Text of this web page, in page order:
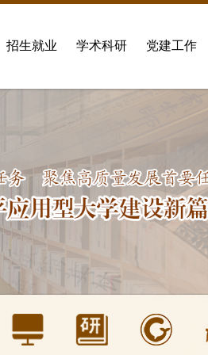
招生就业 学术科研 党建工作